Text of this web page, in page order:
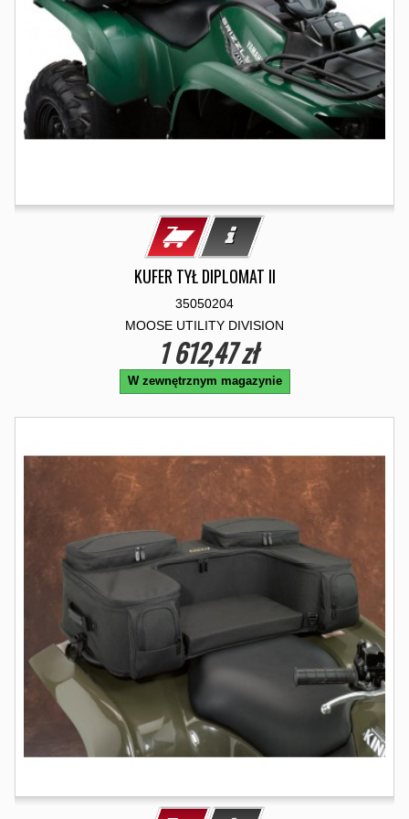
KUFER TYŁ DIPLOMAT II
35050204
MOOSE UTILITY DIVISION
1 612,47 zł
W zewnętrznym magazynie